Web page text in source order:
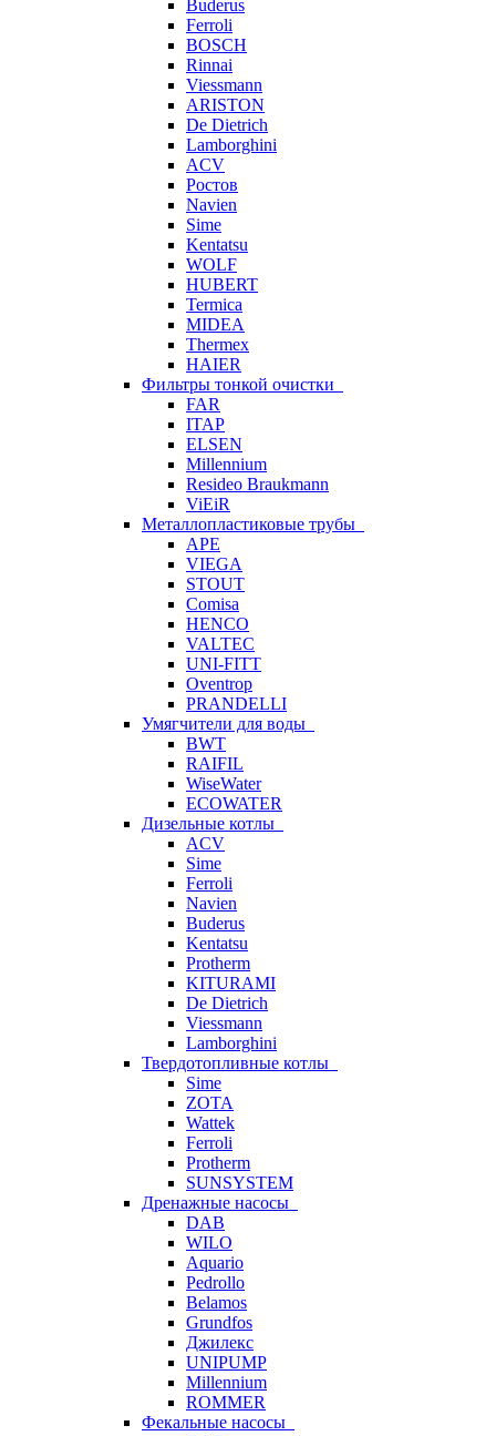
Buderus
Ferroli
BOSCH
Rinnai
Viessmann
ARISTON
De Dietrich
Lamborghini
ACV
Ростов
Navien
Sime
Kentatsu
WOLF
HUBERT
Termica
MIDEA
Thermex
HAIER
Фильтры тонкой очистки
FAR
ITAP
ELSEN
Millennium
Resideo Braukmann
ViEiR
Металлопластиковые трубы
APE
VIEGA
STOUT
Comisa
HENCO
VALTEC
UNI-FITT
Oventrop
PRANDELLI
Умягчители для воды
BWT
RAIFIL
WiseWater
ECOWATER
Дизельные котлы
ACV
Sime
Ferroli
Navien
Buderus
Kentatsu
Protherm
KITURAMI
De Dietrich
Viessmann
Lamborghini
Твердотопливные котлы
Sime
ZOTA
Wattek
Ferroli
Protherm
SUNSYSTEM
Дренажные насосы
DAB
WILO
Aquario
Pedrollo
Belamos
Grundfos
Джилекс
UNIPUMP
Millennium
ROMMER
Фекальные насосы